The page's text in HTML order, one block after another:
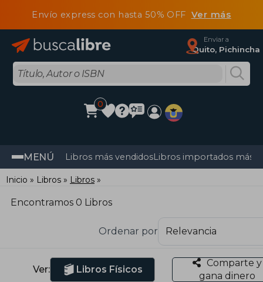
Envío express con hasta 50% OFF Ver más
Enviar a
Quito, Pichincha
0
MENÚ Libros más vendidosLibros importados más
Inicio Libros Libros
Encontramos 0 Libros
Ordenar por
Ver: Libros Físicos
Comparte y
gana dinero